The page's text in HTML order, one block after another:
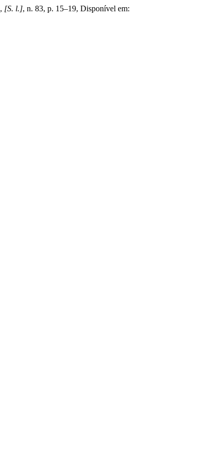
, [S. l.], n. 83, p. 15–19, Disponível em: